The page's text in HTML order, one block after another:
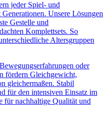
jeder Spiel- und
Unsere Lösungen
Gestelle und
Komplettsets. So
Altersgruppen
oder
fördern Gleichgewicht,
gleichermaßen. Stabil
für den intensiven Einsatz im
für nachhaltige Qualität und